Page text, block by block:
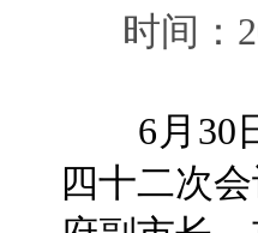
时间：
6月30日
四十二次